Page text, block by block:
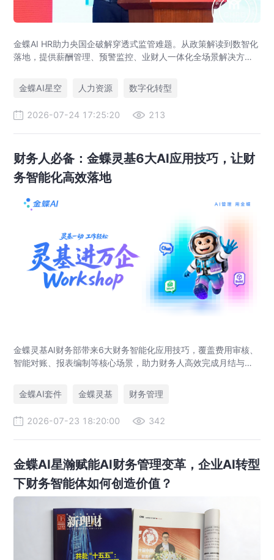
金蝶AI HR助力央国企破解穿透式监管难题。从政策解读到数智化
落地，提供薪酬管理、预警监控、业财人一体化全场景解决方
金蝶AI星空
人力资源 数字化转型
2026-07-24 17:25:20 213
财务人必备：金蝶灵基6大AI应用技巧，让财
务智能化高效落地
金蝶灵基AI财务部带来6大财务智能化应用技巧，覆盖费用审核、
智能对账、报表编制等核心场景，助力财务人高效完成月结与业
金蝶AI套件
金蝶灵基 财务管理
2026-07-23 18:20:00 342
金蝶AI星瀚赋能AI财务管理变革，企业AI转型
下财务智能体如何创造价值？